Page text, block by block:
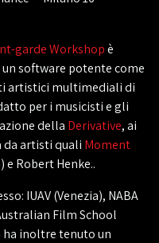
garde Workshopè
software potente come
artistici multimediali di
per i musicisti e gli
della Derivative, ai
da artisti quali Moment
e Robert Henke..
IUAV (Venezia), NABA
Film School
ha inoltre tenuto un